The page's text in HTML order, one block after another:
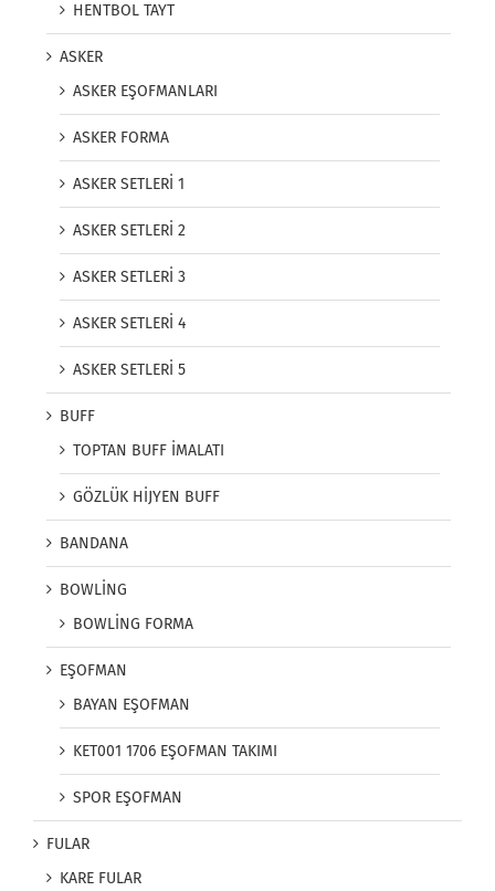
HENTBOL TAYT
ASKER
ASKER EŞOFMANLARI
ASKER FORMA
ASKER SETLERİ 1
ASKER SETLERİ 2
ASKER SETLERİ 3
ASKER SETLERİ 4
ASKER SETLERİ 5
BUFF
TOPTAN BUFF İMALATI
GÖZLÜK HİJYEN BUFF
BANDANA
BOWLİNG
BOWLİNG FORMA
EŞOFMAN
BAYAN EŞOFMAN
KET001 1706 EŞOFMAN TAKIMI
SPOR EŞOFMAN
FULAR
KARE FULAR